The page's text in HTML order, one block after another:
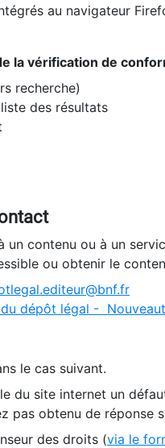
au navigateur
la vérification de
recherche)
des résultats
un contenu ou à un
ou obtenir le
dépôt légal -
le cas suivant.
du site internet un
pas obtenu de réponse
des droits (via le